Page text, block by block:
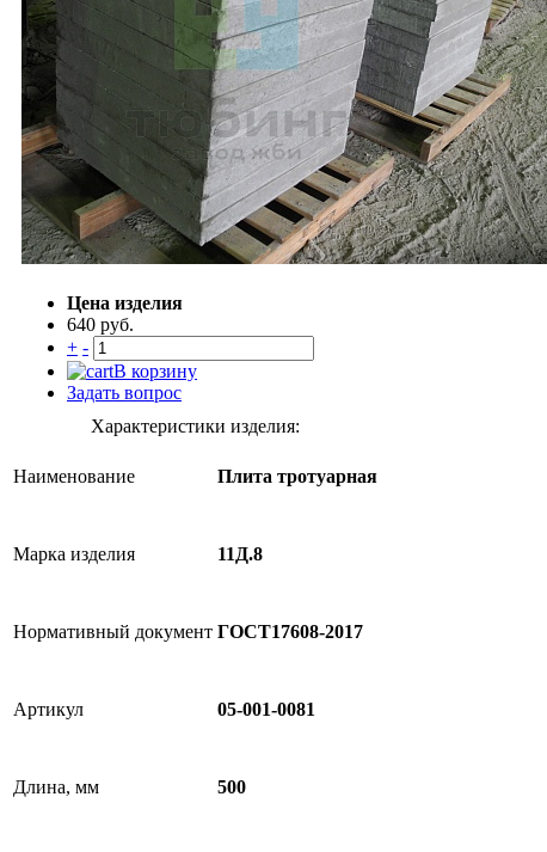
Цена изделия
640 руб.
+ -
В корзину
Задать вопрос
Характеристики изделия:
Наименование Плита тротуарная
Марка изделия 11Д.8
Нормативный документ ГОСТ17608-2017
Артикул 05-001-0081
Длина, мм 500